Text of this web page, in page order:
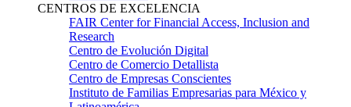
CENTROS DE EXCELENCIA
FAIR Center for Financial Access, Inclusion and
Research
Centro de Evolución Digital
Centro de Comercio Detallista
Centro de Empresas Conscientes
Instituto de Familias Empresarias para México y